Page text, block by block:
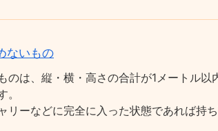
ないもの
のは、縦・横・高さの合計が1メートル
ーなどに完全に入った状態であれば持ち